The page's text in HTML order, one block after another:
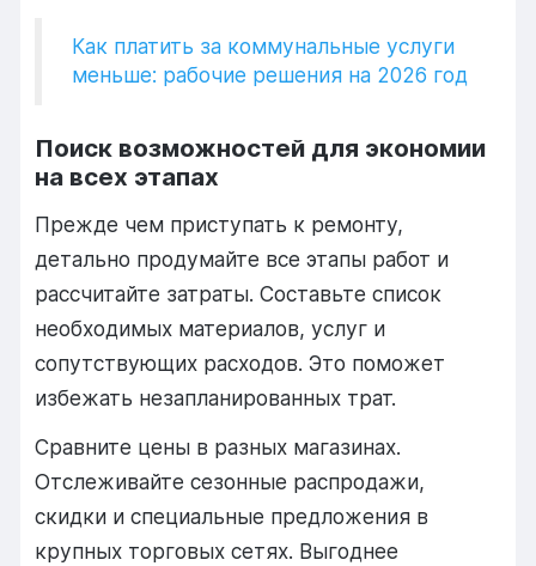
Как платить за коммунальные услуги
меньше: рабочие решения на 2026 год
Поиск возможностей для экономии
на всех этапах
Прежде чем приступать к ремонту,
детально продумайте все этапы работ и
рассчитайте затраты. Составьте список
необходимых материалов, услуг и
сопутствующих расходов. Это поможет
избежать незапланированных трат.
Сравните цены в разных магазинах.
Отслеживайте сезонные распродажи,
скидки и специальные предложения в
крупных торговых сетях. Выгоднее